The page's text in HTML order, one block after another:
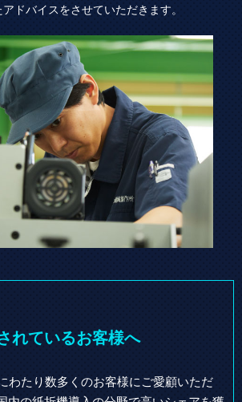
ドバイスをさせていただきます。
れているお客様へ
わたり数多くのお客様にご愛顧いただ